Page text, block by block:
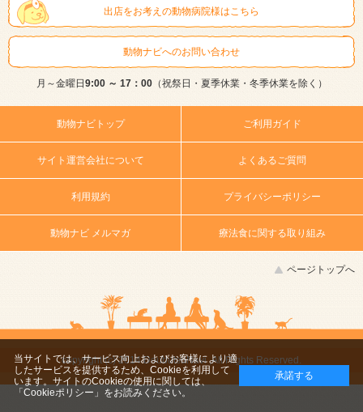
出店をお考えの動物病院様はこちら
動物ナビへのお問い合わせ
月～金曜日 9:00 ～ 17：00（祝祭日・夏季休業・冬季休業を除く）
動物ナビトップ ご利用ガイド
サイト運営会社について よくあるご質問
利用規約 プライバシーポリシー
動物ナビ メルマガ 療法食に関する取り組み
ページトップへ
copyright (c) 2014 DoubutsuNavi ,All Rights Reserved.
当サイトでは、サービス向上およびお客様により適
したサービスを提供するため、Cookieを利用して
います。サイトのCookieの使用に関しては、
「Cookieポリシー」 をお読みください。
承諾する